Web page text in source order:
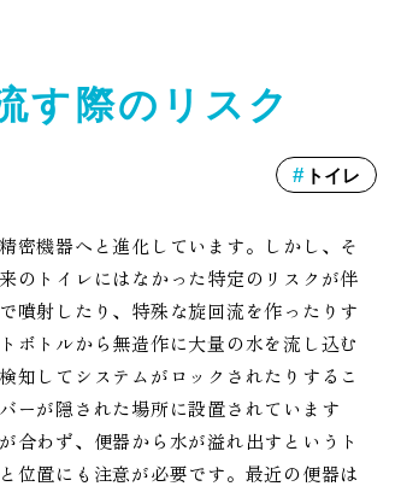
す際のリスク
トイレ
密機器へと進化しています。しかし、そ
のトイレにはなかった特定のリスクが伴
噴射したり、特殊な旋回流を作ったりす
ボトルから無造作に大量の水を流し込む
知してシステムがロックされたりするこ
ーが隠された場所に設置されています
合わず、便器から水が溢れ出すというト
位置にも注意が必要です。最近の便器は